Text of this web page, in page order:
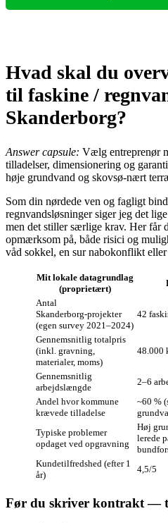
Hvad skal du
til faskine /
Skanderborg?
Answer capsule: Vælg entreprenør
tilladelser, dimensionering og
høje grundvand og skovsø-nært
Som din nørdede ven og fagligt
regnvandsløsninger siger jeg det
men det stiller særlige krav. Her får
opmærksom på, både risici og
våd sokkel, en sur nabokonflikt
Mit lokale datagrundlag
(proprietært)
Antal
Skanderborg‑projekter
(egen survey 2021–2024)
42
Gennemsnitlig totalpris
(inkl. gravning,
materialer, moms)
48.000
Gennemsnitlig
arbejdslængde
2–6
Andel hvor kommune
krævede tilladelse
~60 %
Typiske problemer
opdaget ved opgravning
Høj
lerede
Kunde­tilfredshed (efter 1
år)
4,5/5
Før du skriver kontrakt —